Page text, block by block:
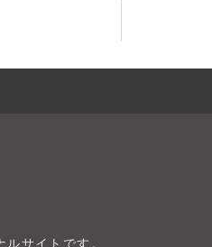
サイトです。